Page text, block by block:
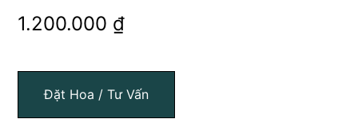
1.200.000 ₫
Đặt Hoa / Tư Vấn